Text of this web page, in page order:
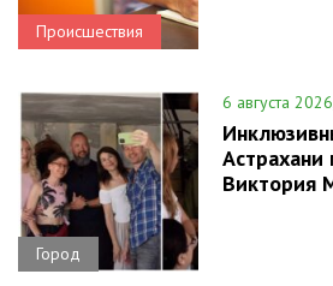
Происшествия
Город
6 августа
Астрахани
Виктория